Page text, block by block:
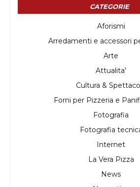
CATEGORIE
Aforismi
Arredamenti e accessori
Arte
Attualita'
Cultura &
Forni per Pizzeria e
Fotografia
Fotografia
Internet
La Vera Pizza
News